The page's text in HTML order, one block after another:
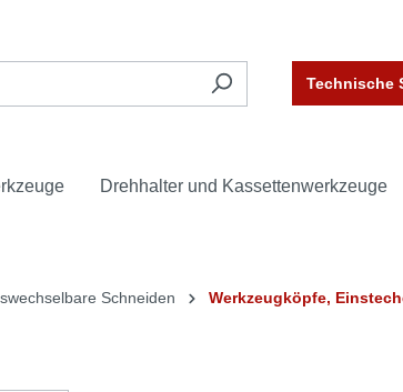
Technische
Drehhalter und Kassettenwerkzeuge
Schneiden Werkzeugköpfe,